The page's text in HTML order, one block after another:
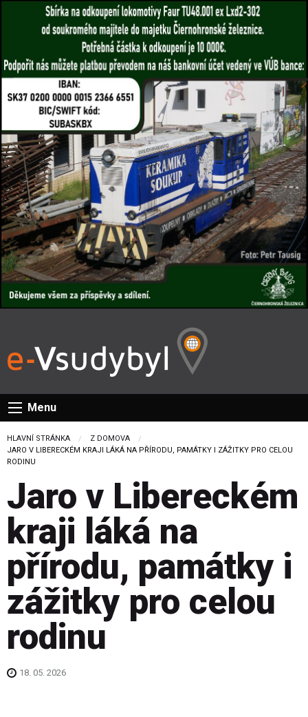
Menu
HLAVNÍ STRÁNKA
Z DOMOVA
CURRENT:
JARO V LIBERECKÉM KRAJI LÁKÁ NA PŘÍRODU, PAMÁTKY I ZÁŽITKY PRO CELOU
RODINU
Jaro v Libereckém
kraji láká na
přírodu, památky i
zážitky pro celou
rodinu
18. 05. 2026